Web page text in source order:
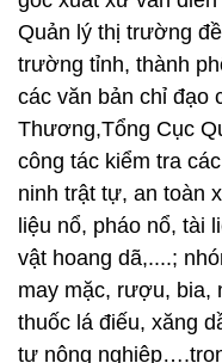
Quản lý thị trường
trường tỉnh, thành
các văn bản chỉ đạo
Thương,Tổng Cục
công tác kiểm tra
ninh trật tự, an toàn
liệu nổ, pháo nổ, tài
vật hoang dã,....;
may mặc, rượu, bia,
thuốc lá điếu, xăng
tư nông